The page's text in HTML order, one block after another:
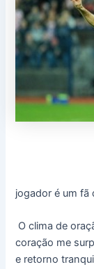
jogador é um fã
O clima de
coração me
e retorno